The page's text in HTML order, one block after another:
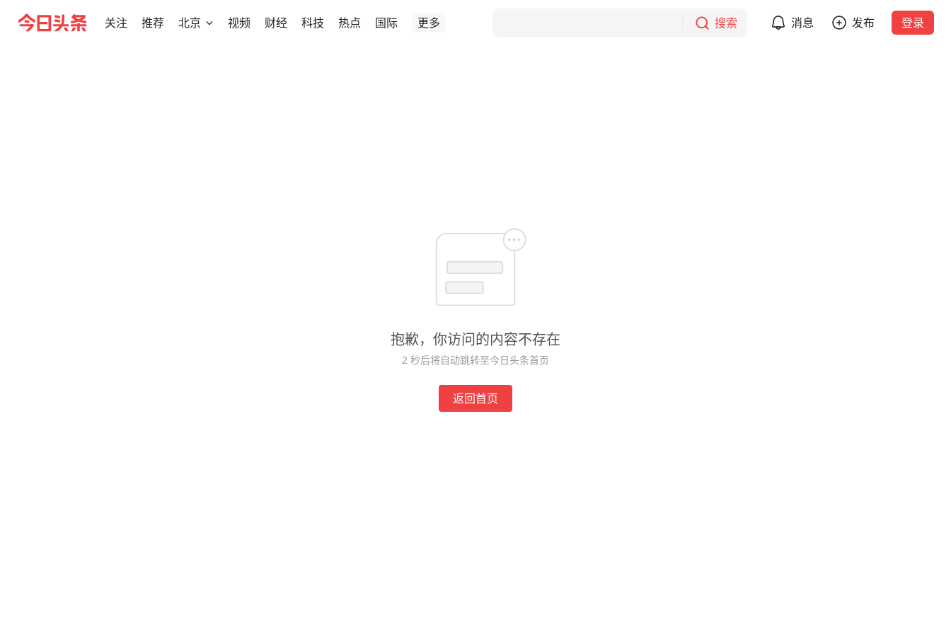
关注 推荐 北京 视频 财经 科技 热点 国际 更多 搜索 消息 发布 登录
抱歉，你访问的内容不存在
2 秒后将自动跳转至今日头条首页
返回首页